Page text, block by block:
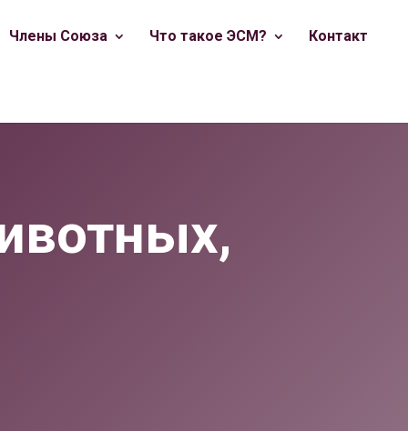
Члены Союза Что такое ЭСМ? Контакт